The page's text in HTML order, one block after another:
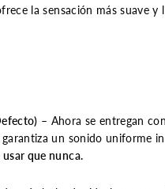
la sensación más suave
– Ahora se entregan
un sonido uniforme
que nunca.